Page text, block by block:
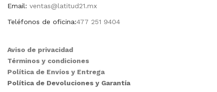
Email: ventas@latitud21.mx
Teléfonos de oficina:477 251 9404
Aviso de privacidad
Términos y condiciones
Política de Envíos y Entrega
Política de Devoluciones y Garantía